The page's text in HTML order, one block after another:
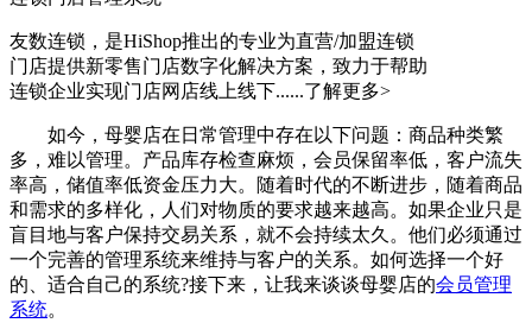
友数连锁，是HiShop推出的专业为直营/加盟连锁
门店提供新零售门店数字化解决方案，致力于帮助
连锁企业实现门店网店线上线下......了解更多>
如今，母婴店在日常管理中存在以下问题：商品种类繁
多，难以管理。产品库存检查麻烦，会员保留率低，客户流失
率高，储值率低资金压力大。随着时代的不断进步，随着商品
和需求的多样化，人们对物质的要求越来越高。如果企业只是
盲目地与客户保持交易关系，就不会持续太久。他们必须通过
一个完善的管理系统来维持与客户的关系。如何选择一个好
的、适合自己的系统?接下来，让我来谈谈母婴店的会员管理
系统。